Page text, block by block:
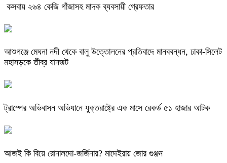
কসবায় ২৬৪ কেজি গাঁজাসহ মাদক ব্যবসায়ী গ্রেফতার
আশুগঞ্জে মেঘনা নদী থেকে বালু উত্তোলনের প্রতিবাদে মানববন্ধন, ঢাকা-সিলেট
মহাসড়কে তীব্র যানজট
ট্রাম্পের অভিবাসন অভিযানে যুক্তরাষ্ট্রে এক মাসে রেকর্ড ৫১ হাজার আটক
আজই কি বিয়ে রোনালদো-জর্জিনার? মাদেইরায় জোর গুঞ্জন